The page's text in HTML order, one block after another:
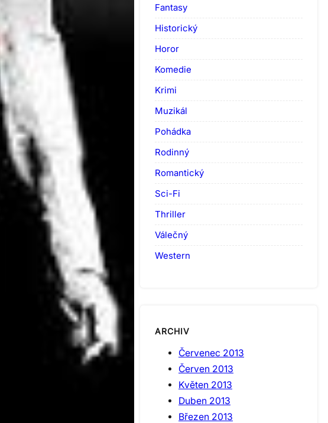
Fantasy
Historický
Horor
Komedie
Krimi
Muzikál
Pohádka
Rodinný
Romantický
Sci-Fi
Thriller
Válečný
Western
ARCHIV
Červenec 2013
Červen 2013
Květen 2013
Duben 2013
Březen 2013